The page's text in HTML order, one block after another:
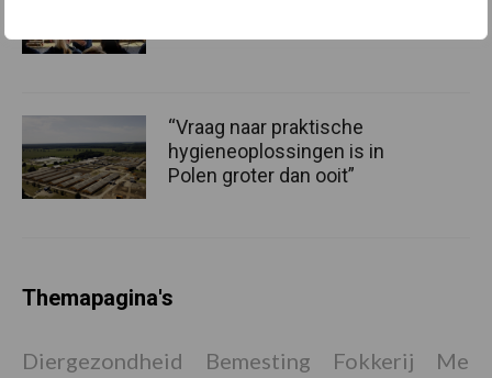
“Vraag naar praktische
hygieneoplossingen is in
Polen groter dan ooit”
Themapagina's
Diergezondheid Bemesting Fokkerij